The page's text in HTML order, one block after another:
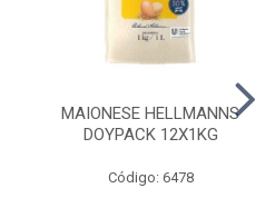
MAIONESE HELLMANNS
DOYPACK 12X1KG
Código: 6478